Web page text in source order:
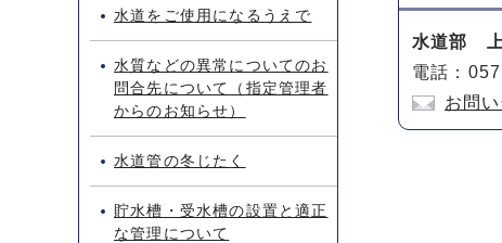
水道部
電話：
お問
水道をご使用になるうえで
水質などの異常についてのお
問合先について（指定管理者
からのお知らせ）
水道管の冬じたく
貯水槽・受水槽の設置と適正
な管理について